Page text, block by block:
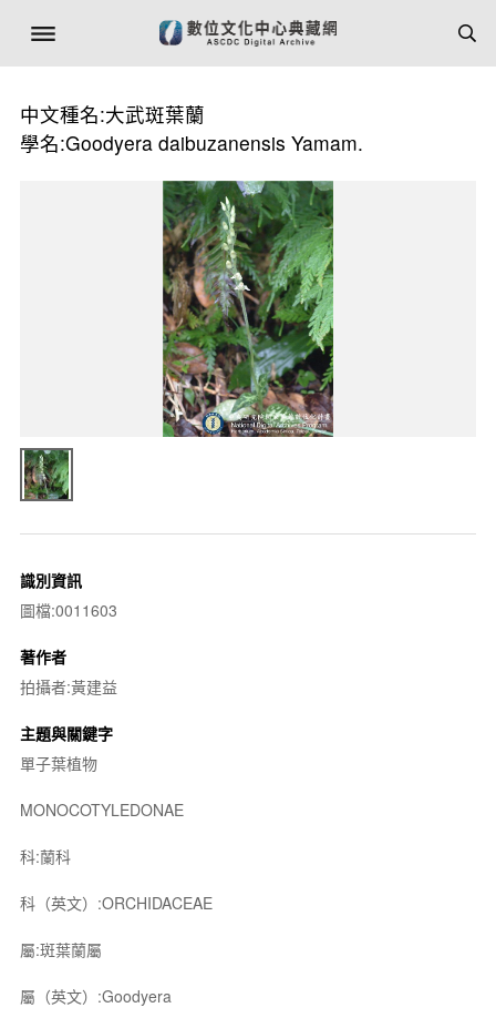
中文種名:大武斑葉蘭
學名:Goodyera daibuzanensis Yamam.
識別資訊
圖檔:0011603
著作者
拍攝者:黃建益
主題與關鍵字
單子葉植物
MONOCOTYLEDONAE
科:蘭科
科（英文）:ORCHIDACEAE
屬:斑葉蘭屬
屬（英文）:Goodyera